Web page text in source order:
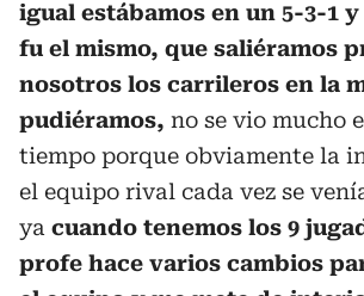
igual estábamos en un 5-3-1
fu el mismo, que saliéramos
nosotros los carrileros en la
pudiéramos, no se vio mucho
tiempo porque obviamente la
el equipo rival cada vez se
ya cuando tenemos los 9
profe hace varios cambios